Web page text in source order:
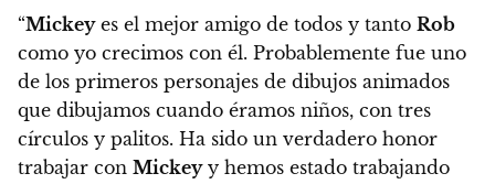
“Mickeyes el mejor amigo de todos y tanto Rob
como yo crecimos con él. Probablemente fue uno
de los primeros personajes de dibujos animados
que dibujamos cuando éramos niños, con tres
círculos y palitos. Ha sido un verdadero honor
trabajar con Mickeyy hemos estado trabajando